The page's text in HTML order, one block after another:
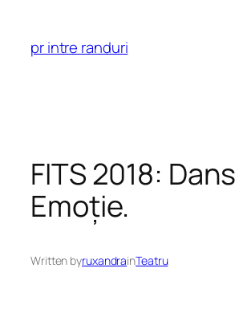
content
pr intre randuri
FITS 2018:
Emoție.
Written byruxandrainTeatru